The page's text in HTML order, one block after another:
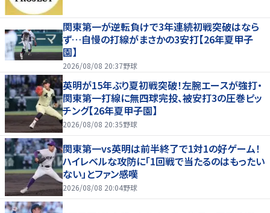
関東第一が逆転負けで3年連続初戦突破はなら
ず…自慢の打線がまさかの3安打【26年夏甲子
園】
2026/08/08 20:37野球
英明が15年ぶり夏初戦突破！左腕エースが強打・
関東第一打線に無四球完投、被安打3の圧巻ピッ
チング【26年夏甲子園】
2026/08/08 20:35野球
関東第一vs英明は前半終了で1対1の好ゲーム！
ハイレベルな攻防に「1回戦で当たるのはもったい
ない」とファン感嘆
2026/08/08 20:04野球